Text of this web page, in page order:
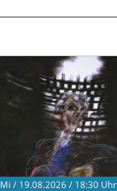
Mi / 19.08.2026 / 18:30 Uhr